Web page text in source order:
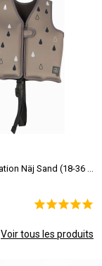
Gilet de natation Näj Sand (18-36 mois)
Voir tous les produits